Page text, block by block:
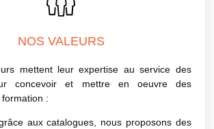
NOS VALEURS
mettent leur expertise au service des
concevoir et mettre en oeuvre des
:
aux catalogues, nous proposons des